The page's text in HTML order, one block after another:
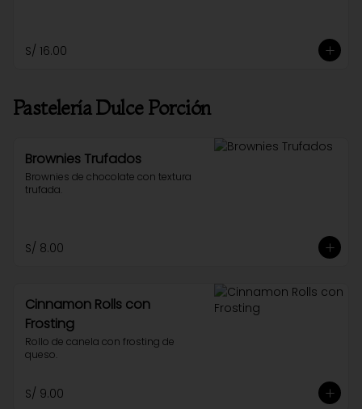
S/ 16.00
Pastelería Dulce Porción
Brownies Trufados
Brownies de chocolate con textura
trufada.
S/ 8.00
Cinnamon Rolls con
Frosting
Rollo de canela con frosting de
queso.
S/ 9.00